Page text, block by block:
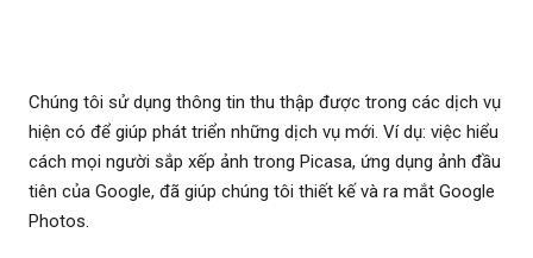
Chúng tôi sử dụng thông tin thu thập được trong các dịch vụ
hiện có để giúp phát triển những dịch vụ mới. Ví dụ: việc hiểu
cách mọi người sắp xếp ảnh trong Picasa, ứng dụng ảnh đầu
tiên của Google, đã giúp chúng tôi thiết kế và ra mắt Google
Photos.